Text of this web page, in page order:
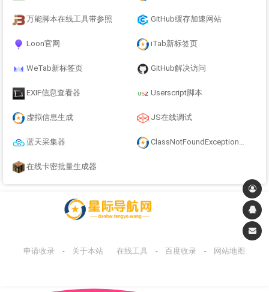
万能脚本在线工具带参照 GitHub缓存加速网站
Loon官网 iTab新标签页
WeTab新标签页 GitHub解决访问
EXIF信息查看器 Userscript脚本
虚拟信息生成 JS在线调试
蓝天采集器 ClassNotFoundException的解决方案,
在线卡密批量生成器
申请收录 - 关于本站 在线工具 - 百度收录 - 网站地图